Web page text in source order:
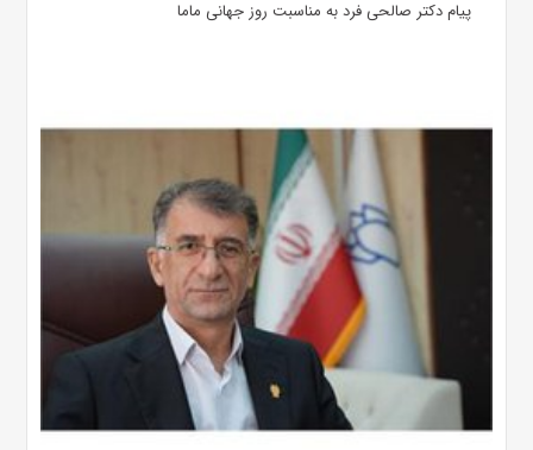
پیام دکتر صالحی فرد به مناسبت روز جهانی ماما